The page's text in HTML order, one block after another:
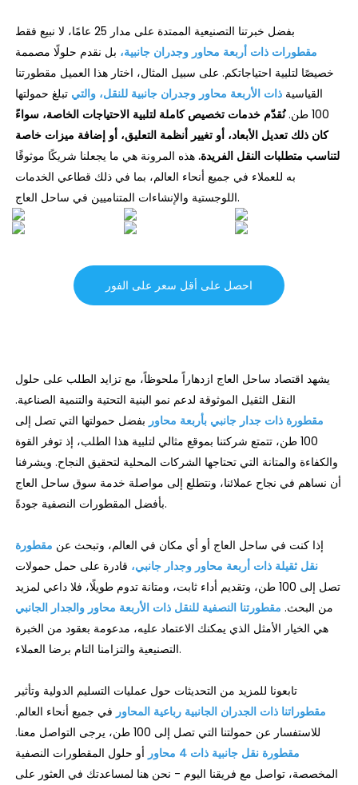
بفضل خبرتنا التصنيعية الممتدة على مدار 25 عامًا، لا نبيع فقط
مقطورات ذات أربعة محاور وجدران جانبية، بل نقدم حلولًا مصممة
خصيصًا لتلبية احتياجاتكم. على سبيل المثال، اختار هذا العميل مقطورتنا
القياسية ذات الأربعة محاور وجدران جانبية للنقل، والتي تبلغ حمولتها
100 طن.
نُقدّم خدمات تخصيص كاملة لتلبية الاحتياجات الخاصة، سواءً
كان ذلك تعديل الأبعاد، أو تغيير أنظمة التعليق، أو إضافة ميزات خاصة
لتناسب متطلبات النقل الفريدة.هذه المرونة هي ما يجعلنا شريكًا موثوقًا
به للعملاء في جميع أنحاء العالم، بما في ذلك قطاعي الخدمات
اللوجستية والإنشاءات المتناميين في ساحل العاج.
احصل على أقل سعر على الفور
يشهد اقتصاد ساحل العاج ازدهاراً ملحوظاً، مع تزايد الطلب على حلول
النقل الثقيل الموثوقة لدعم نمو البنية التحتية والتنمية الصناعية.
مقطورة ذات جدار جانبي بأربعة محاور بفضل حمولتها التي تصل إلى
100 طن، تتمتع شركتنا بموقع مثالي لتلبية هذا الطلب، إذ توفر القوة
والكفاءة والمتانة التي تحتاجها الشركات المحلية لتحقيق النجاح. ويشرفنا
أن نساهم في نجاح عملائنا، ونتطلع إلى مواصلة خدمة سوق ساحل العاج
بأفضل المقطورات النصفية جودةً.
إذا كنت في ساحل العاج أو أي مكان في العالم، وتبحث عن مقطورة
نقل ثقيلة ذات أربعة محاور وجدار جانبي، قادرة على حمل حمولات
تصل إلى 100 طن، وتقديم أداء ثابت، ومتانة تدوم طويلًا، فلا داعي لمزيد
من البحث. مقطورتنا النصفية للنقل ذات الأربعة محاور والجدار الجانبي
هي الخيار الأمثل الذي يمكنك الاعتماد عليه، مدعومة بعقود من الخبرة
التصنيعية والتزامنا التام برضا العملاء.
تابعونا للمزيد من التحديثات حول عمليات التسليم الدولية وتأثير
مقطوراتنا ذات الجدران الجانبية رباعية المحاور في جميع أنحاء العالم.
للاستفسار عن حمولتنا التي تصل إلى 100 طن، يرجى التواصل معنا.
مقطورة نقل جانبية ذات 4 محاور
أو حلول المقطورات النصفية
المخصصة، تواصل مع فريقنا اليوم - نحن هنا لمساعدتك في العثور على